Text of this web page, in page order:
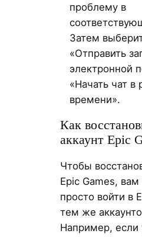
проблему в
Затем
«Отправить
электронной
«Начать чат в
времени».
Как
аккаунт Epic
Чтобы
Epic Games,
просто войти в
тем же
Например, если